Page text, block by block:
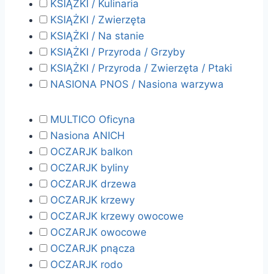
KSIĄŻKI / Kulinaria
KSIĄŻKI / Zwierzęta
KSIĄŻKI / Na stanie
KSIĄŻKI / Przyroda / Grzyby
KSIĄŻKI / Przyroda / Zwierzęta / Ptaki
NASIONA PNOS / Nasiona warzywa
MULTICO Oficyna
Nasiona ANICH
OCZARJK balkon
OCZARJK byliny
OCZARJK drzewa
OCZARJK krzewy
OCZARJK krzewy owocowe
OCZARJK owocowe
OCZARJK pnącza
OCZARJK rodo